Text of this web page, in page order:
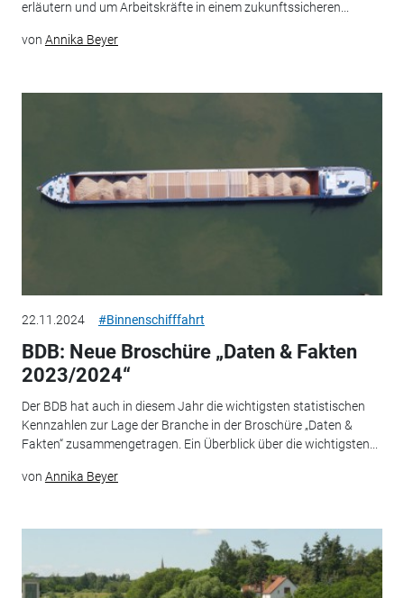
erläutern und um Arbeitskräfte in einem zukunftssicheren...
von Annika Beyer
22.11.2024 #Binnenschifffahrt
BDB: Neue Broschüre „Daten & Fakten
2023/2024“
Der BDB hat auch in diesem Jahr die wichtigsten statistischen
Kennzahlen zur Lage der Branche in der Broschüre „Daten &
Fakten“ zusammengetragen. Ein Überblick über die wichtigsten...
von Annika Beyer